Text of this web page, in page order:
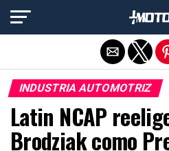
INDUSTRIA AUTOMOTRIZ
Latin NCAP
Brodziak como
Salir de la